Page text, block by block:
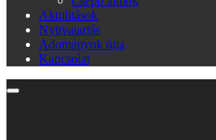
Aktulitások
Nyitvatartás
Adományok útja
Kapcsolat